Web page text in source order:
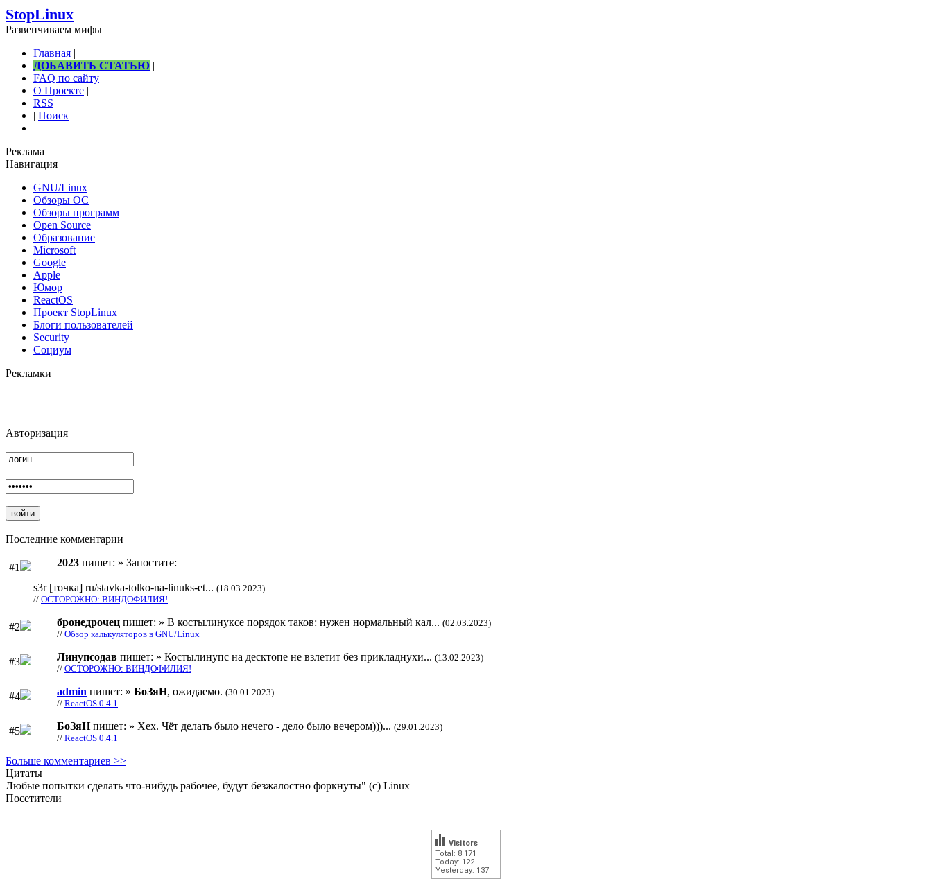
StopLinux
Развенчиваем мифы
Главная |
ДОБАВИТЬ СТАТЬЮ |
FAQ по сайту |
О Проекте |
RSS
| Поиск
Реклама
Навигация
GNU/Linux
Обзоры ОС
Обзоры программ
Open Source
Образование
Microsoft
Google
Apple
Юмор
ReactOS
Проект StopLinux
Блоги пользователей
Security
Социум
Рекламки
Авторизация
Последние комментарии
#1 2023 пишет: » Запостите:
s3r [точка] ru/stavka-tolko-na-linuks-et... (18.03.2023)
// ОСТОРОЖНО: ВИНДОФИЛИЯ!
#2 бронедрочец пишет: » В костылинуксе порядок таков: нужен нормальный кал... (02.03.2023)
// Обзор калькуляторов в GNU/Linux
#3 Линупсодав пишет: » Костылинупс на десктопе не взлетит без прикладнухи... (13.02.2023)
// ОСТОРОЖНО: ВИНДОФИЛИЯ!
#4 admin пишет: » БоЗяН, ожидаемо. (30.01.2023)
// ReactOS 0.4.1
#5 БоЗяНпишет: » Хех. Чёт делать было нечего - дело было вечером)))... (29.01.2023)
// ReactOS 0.4.1
Больше комментариев >>
Цитаты
Любые попытки сделать что-нибудь рабочее, будут безжалостно форкнуты" (c) Linux
Посетители
Total: 8 171
Today: 122
Yesterday: 137
Visitors